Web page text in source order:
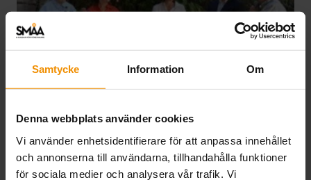
Samtycke Information Om
Denna webbplats använder cookies
Vi använder enhetsidentifierare för att anpassa innehållet
och annonserna till användarna, tillhandahålla funktioner
för sociala medier och analysera vår trafik. Vi
SMÅA i Almedalen 2026
03 juli, 2026
SMÅA deltog i Almedalsveckan för att lyfta